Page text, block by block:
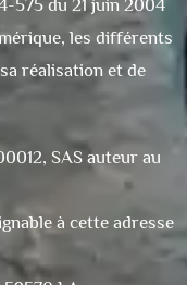
575 du 21 juin 2004
les différents
réalisation et de
SAS auteur au
à cette adresse